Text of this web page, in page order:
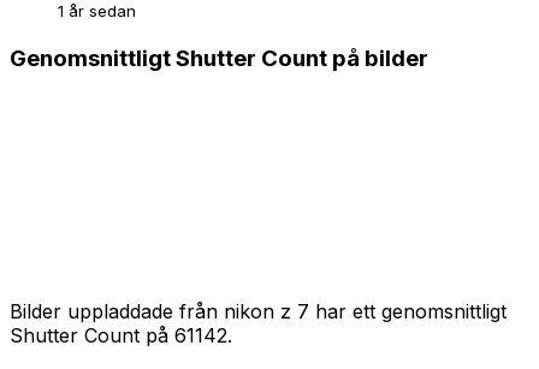
1 år sedan
Genomsnittligt Shutter Count på bilder
Bilder uppladdade från nikon z 7 har ett genomsnittligt
Shutter Count på 61142.